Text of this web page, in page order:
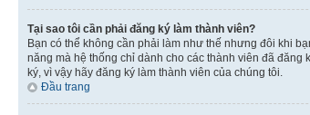
Tại sao tôi cần phải đăng ký làm thành viên?
Bạn có thể không cần phải làm như thế nhưng đôi khi
năng mà hệ thống chỉ dành cho các thành viên đã
ký, vì vậy hãy đăng ký làm thành viên của chúng tôi.
Đầu trang